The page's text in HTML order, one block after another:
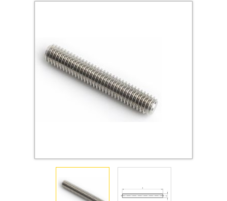
Заклепки (Гайки-Заклепки)
Крюки, кольца с метрической резьбой
Крюки, кольца с шурупной резьбой
Оснастка и аксессуары для яхт